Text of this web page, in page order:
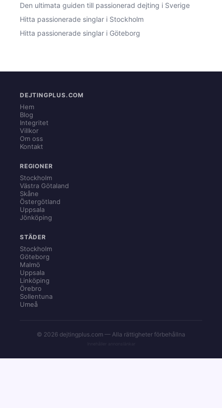
Den ultimata guiden till passionerad dejting i Sverige
Hitta passionerade singlar i Stockholm
Hitta passionerade singlar i Göteborg
DEJTINGPLUS.COM
Hem
Blog
Integritet
Villkor
Om oss
Kontakt
REGIONER
Stockholm
Västra Götaland
Skåne
Östergötland
Uppsala
Jönköping
STÄDER
Stockholm
Göteborg
Malmö
Uppsala
Linköping
Örebro
Sollentuna
Umeå
© 2026 dejtingplus.com — Alla rättigheter förbehållna